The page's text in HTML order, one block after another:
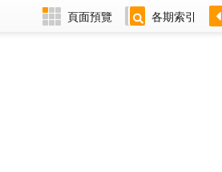
頁面預覽 各期索引